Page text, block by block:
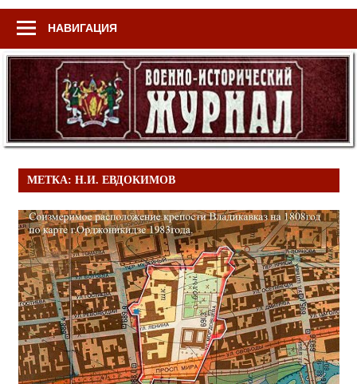
НАВИГАЦИЯ
МЕТКА: Н.И. ЕВДОКИМОВ